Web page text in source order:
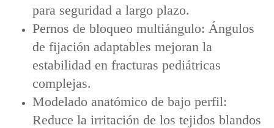
para seguridad a largo plazo.
Pernos de bloqueo multiángulo: Ángulos
de fijación adaptables mejoran la
estabilidad en fracturas pediátricas
complejas.
Modelado anatómico de bajo perfil:
Reduce la irritación de los tejidos blandos